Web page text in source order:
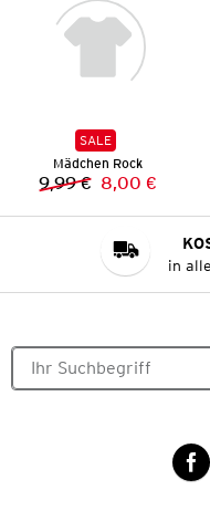
SALE
Mädchen Rock
Vorheriger
9,99 € Neuer Preis:
8,00 €
in